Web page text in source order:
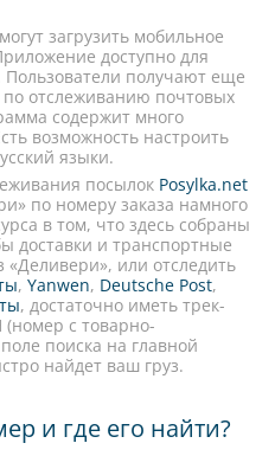
загрузить мобильное
доступно для
получают еще
отслеживанию почтовых
содержит много
возможность настроить
языки.
посылок Posylka.net
по номеру заказа намного
в том, что здесь собраны
доставки и транспортные
или отследить
, Yanwen, Deutsche Post,
, достаточно иметь трек-
с товарно-
поиска на главной
найдет ваш груз.
и где его найти?